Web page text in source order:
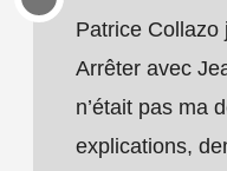
Patrice Collazo
Arrêter avec
n’était pas ma
explications,